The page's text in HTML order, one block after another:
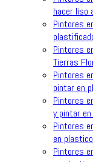
hacer liso
Pintores
Pintores
Tierras
Pintores
pintar en
Pintores
y pintar
Pintores
en
Pintores